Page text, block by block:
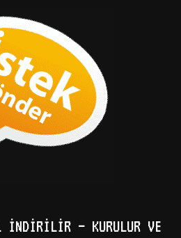
İNDIRILIR – KURULUR VE